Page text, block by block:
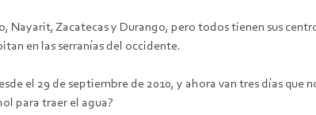
Nayarit, Zacatecas y Durango, pero todos tienen sus
en las serranías del occidente.
el 29 de septiembre de 2010, y ahora van tres días que
para traer el agua?